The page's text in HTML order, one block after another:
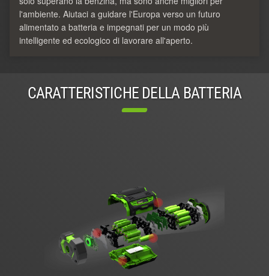
l'ambiente. Aiutaci a guidare l'Europa verso un futuro
alimentato a batteria e impegnati per un modo più
intelligente ed ecologico di lavorare all'aperto.
CARATTERISTICHE DELLA BATTERIA